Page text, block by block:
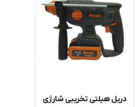
هیلتی تخریبی شارژی